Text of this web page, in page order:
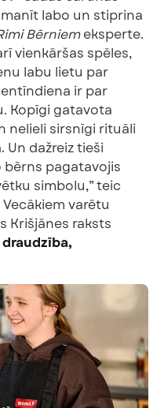
labo un stiprina
Bērniemeksperte.
vienkāršas spēles,
labu lietu par
ir par
Kopīgi gatavota
nelieli sirsnīgi rituāli
Un dažreiz tieši
bērns pagatavojis
simbolu,” teic
varētu
Krišjānes raksts